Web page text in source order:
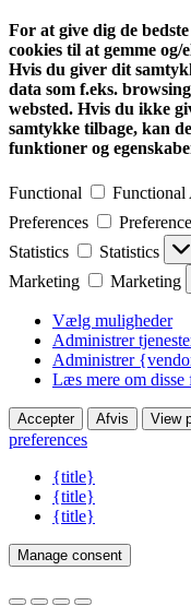
For at give dig de
cookies til at gemme
Hvis du giver dit
data som f.eks.
websted. Hvis du ikke
samtykke tilbage, kan
funktioner og
Functional Functional
Preferences
Statistics
Statistics
Marketing
Marketing
Vælg muligheder
Administrer
Administrer
Læs mere om disse
Accepter Afvis View
preferences
{title}
{title}
{title}
Manage consent